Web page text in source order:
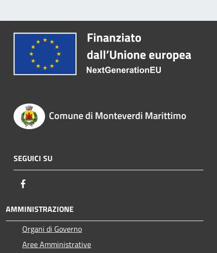
Comune di Monteverdi Marittimo
SEGUICI SU
AMMINISTRAZIONE
Organi di Governo
Aree Amministrative